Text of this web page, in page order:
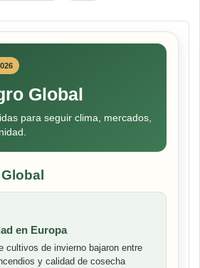
Global
para seguir clima, mercados,
en Europa
cultivos de invierno bajaron entre
y calidad de cosecha